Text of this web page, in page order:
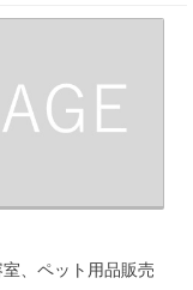
、ペット用品販売